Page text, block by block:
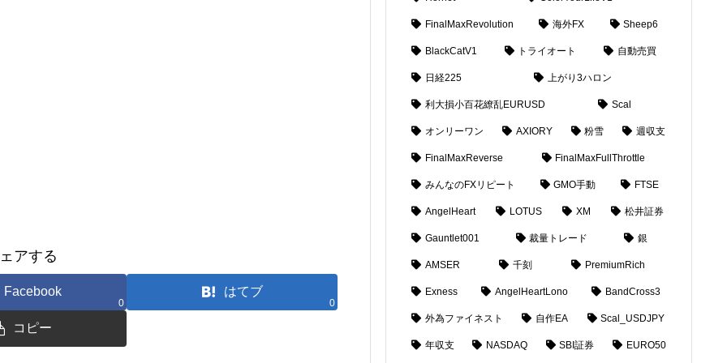
アする
Facebook
0
はてブ
0
コピー
FinalMaxRevolution 海外FX Sheep6
BlackCatV1 トライオート 自動売買
日経225 上がり3ハロン
利大損小百花繚乱EURUSD Scal
オンリーワン AXIORY 粉雪 週収支
FinalMaxReverse FinalMaxFullThrottle
みんなのFXリピート GMO手動 FTSE
AngelHeart LOTUS XM 松井証券
Gauntlet001 裁量トレード 銀
AMSER 千刻 PremiumRich
Exness AngelHeartLono BandCross3
外為ファイネスト 自作EA Scal_USDJPY
年収支 NASDAQ SBI証券 EURO50